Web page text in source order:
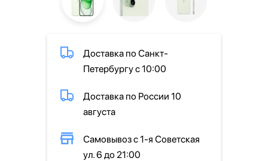
Доставка по Санкт-
Петербургу с 10:00
Доставка по России 10
августа
Самовывоз с 1-я Советская
ул. 6 до 21:00